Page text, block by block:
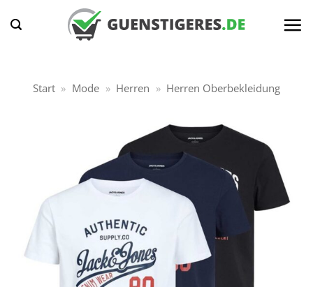
Inhalt
Start » Mode » Herren » Herren Oberbekleidung